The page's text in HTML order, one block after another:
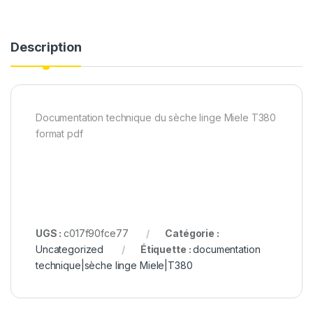
Description
Documentation technique du sèche linge Miele T380
format pdf
UGS :c017f90fce77
Catégorie :
Uncategorized
Étiquette :documentation
technique|sèche linge Miele|T380